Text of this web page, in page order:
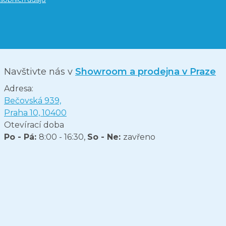
Navštivte nás v Showroom a prodejna v Praze
Adresa:
Bečovská 939,
Praha 10, 10400
Otevírací doba
Po - Pá: 8:00 - 16:30, So - Ne: zavřeno